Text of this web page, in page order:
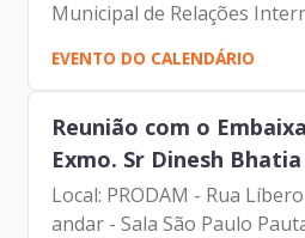
Municipal de Relações
EVENTO DO CALENDÁRIO
Reunião com o
Exmo. Sr Dinesh Bhatia
Local: PRODAM - Rua
andar - Sala São Paulo